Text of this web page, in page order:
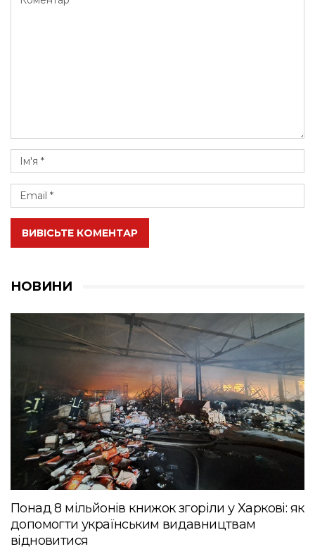
ВИВІСЬТЕ КОМЕНТАР
НОВИНИ
Понад 8 мільйонів книжок згоріли у Харкові: як
допомогти українським видавництвам
відновитися